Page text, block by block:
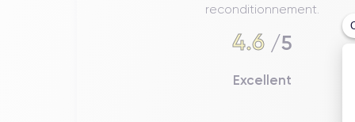
reconditionnement.
4.6/5
Excellent